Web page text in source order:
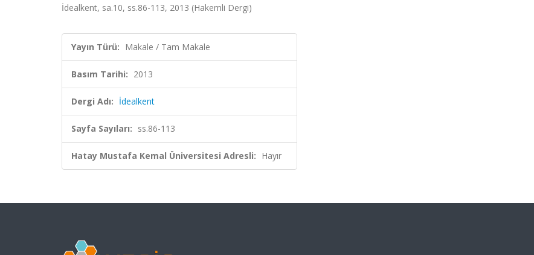
İdealkent, sa.10, ss.86-113, 2013 (Hakemli Dergi)
Yayın Türü: Makale / Tam Makale
Basım Tarihi: 2013
Dergi Adı: İdealkent
Sayfa Sayıları: ss.86-113
Hatay Mustafa Kemal Üniversitesi Adresli: Hayır